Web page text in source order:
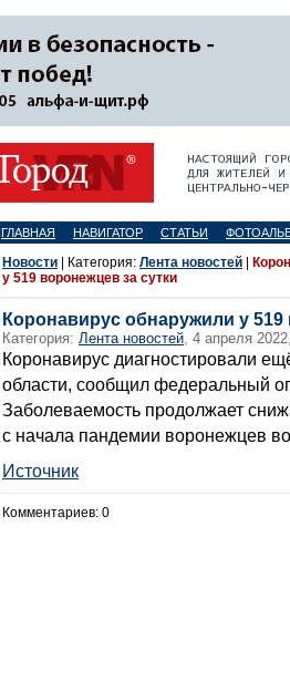
ГЛАВНАЯ НАВИГАТОР СТАТЬИ
Новости | Категория: Лента новостей
у 519 воронежцев за сутки
Коронавирус обнаружили у 519
Категория: Лента новостей, 4 апреля
Коронавирус диагностировали
области, сообщил федеральный
Заболеваемость продолжает
с начала пандемии воронежцев
Источник
Комментариев: 0